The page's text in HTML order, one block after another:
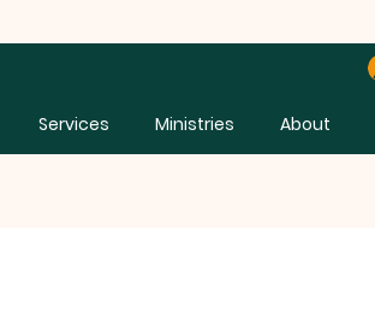
Services Ministries About